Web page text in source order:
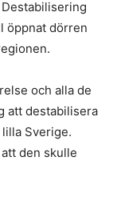
öppnat dörren
och alla de
att destabilisera
Sverige.
den skulle